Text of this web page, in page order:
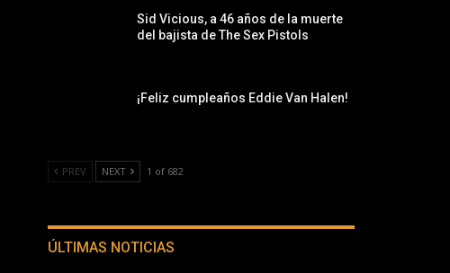
Sid Vicious, a 46 años de la muerte
del bajista de The Sex Pistols
¡Feliz cumpleaños Eddie Van Halen!
PREV NEXT 1 of 682
ÚLTIMAS NOTICIAS